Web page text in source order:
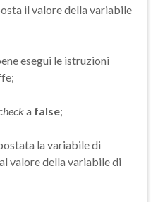
il valore della variabile
esegui le istruzioni
a false;
la variabile di
valore della variabile di